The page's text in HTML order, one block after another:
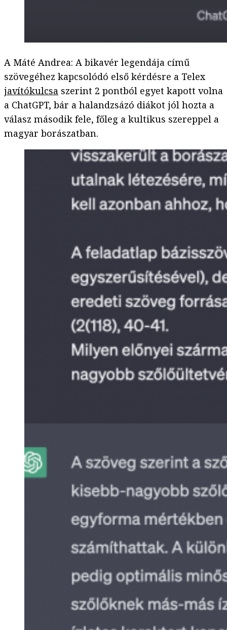
A Máté Andrea: A bikavér legendája című
szövegéhez kapcsolódó első kérdésre a Telex
javítókulcsa szerint 2 pontból egyet kapott volna
a ChatGPT, bár a halandzsázó diákot jól hozta a
válasz második fele, főleg a kultikus szereppel a
magyar borászatban.